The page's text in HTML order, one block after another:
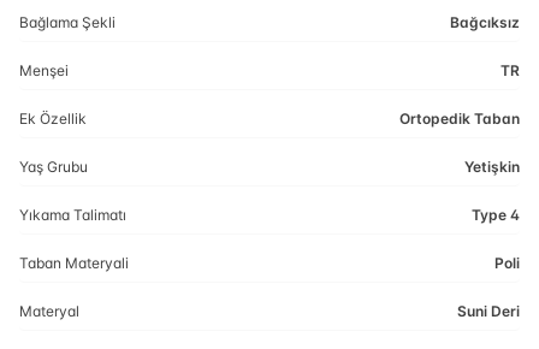
Bağlama Şekli Bağcıksız
Menşei TR
Ek Özellik Ortopedik Taban
Yaş Grubu Yetişkin
Yıkama Talimatı Type 4
Taban Materyali Poli
Materyal Suni Deri